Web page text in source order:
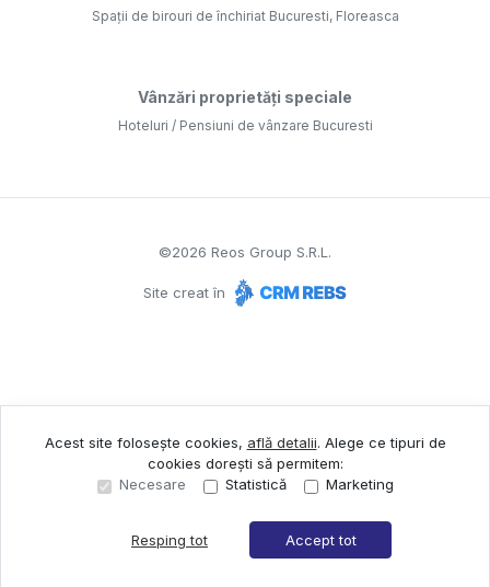
Spații de birouri de închiriat Bucuresti, Floreasca
Vânzări proprietăți speciale
Hoteluri / Pensiuni de vânzare Bucuresti
©2026 Reos Group S.R.L.
Site creat în
Acest site folosește cookies, află detalii. Alege ce tipuri de
cookies dorești să permitem:
Necesare
Statistică Marketing
Resping tot Accept tot